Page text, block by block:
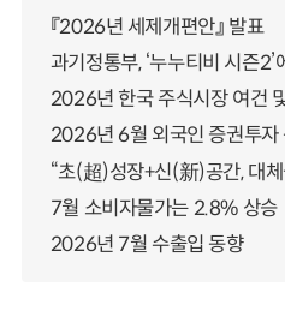
『2026년 세제개편안』 발표
과기정통부, ‘누누티비 시즌
2026년 한국 주식시장 여건
2026년 6월 외국인 증권투자
“초(超)성장+신(新)공간, 대
7월 소비자물가는 2.8% 상승
2026년 7월 수출입 동향